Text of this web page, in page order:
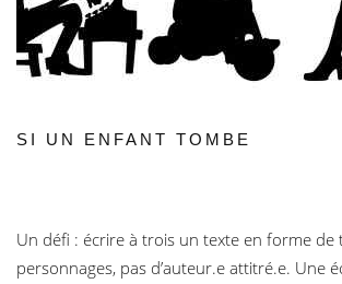
SI UN ENFANT TOMBE
Un défi : écrire à trois un texte en forme de
personnages, pas d’auteur.e attitré.e. Une